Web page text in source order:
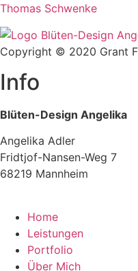
Thomas Schwenke
Copyright © 2020 Grant
Info
Blüten-Design Angelika
Angelika Adler
Fridtjof-Nansen-Weg 7
68219 Mannheim
Home
Leistungen
Portfolio
Über Mich